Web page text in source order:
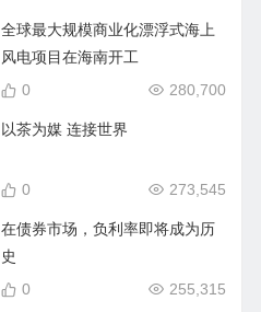
全球最大规模商业化漂浮式海上
风电项目在海南开工
280,700
0
以茶为媒 连接世界
273,545
0
在债券市场，负利率即将成为历
史
255,315
0